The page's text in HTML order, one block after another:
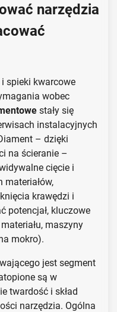
narzędzia
spieki kwarcowe
wobec
stały się
instalacyjnych
– dzięki
na ścieranie –
cięcie i
krawędzi i
potencjał, kluczowe
maszyny
mokro).
jest segment
są w
twardość i skład
narzędzia. Ogólna